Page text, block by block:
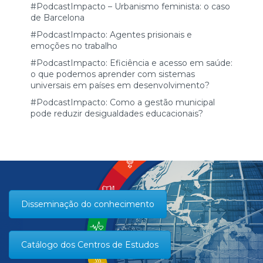
#PodcastImpacto – Urbanismo feminista: o caso
de Barcelona
#PodcastImpacto: Agentes prisionais e
emoções no trabalho
#PodcastImpacto: Eficiência e acesso em saúde:
o que podemos aprender com sistemas
universais em países em desenvolvimento?
#PodcastImpacto: Como a gestão municipal
pode reduzir desigualdades educacionais?
Disseminação do conhecimento
Catálogo dos Centros de Estudos